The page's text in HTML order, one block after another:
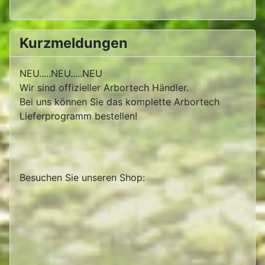
Kurzmeldungen
NEU.....NEU.....NEU
Wir sind offizieller Arbortech Händler.
Bei uns können Sie das komplette Arbortech
Lieferprogramm bestellen!
Besuchen Sie unseren Shop: